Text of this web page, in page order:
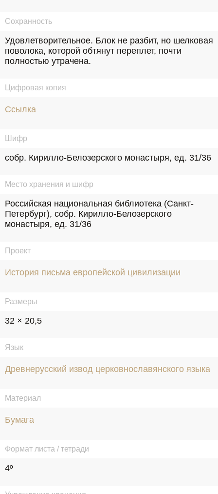
Сохранность
Удовлетворительное. Блок не разбит, но шелковая
поволока, которой обтянут переплет, почти
полностью утрачена.
Цифровая копия
Ссылка
Шифр
собр. Кирилло-Белозерского монастыря, ед. 31/36
Место хранения и шифр
Российская национальная библиотека (Санкт-
Петербург), собр. Кирилло-Белозерского
монастыря, ед. 31/36
Проект
История письма европейской цивилизации
Размеры
32 × 20,5
Язык
Древнерусский извод церковнославянского языка
Материал
Бумага
Формат листа / тетради
4º